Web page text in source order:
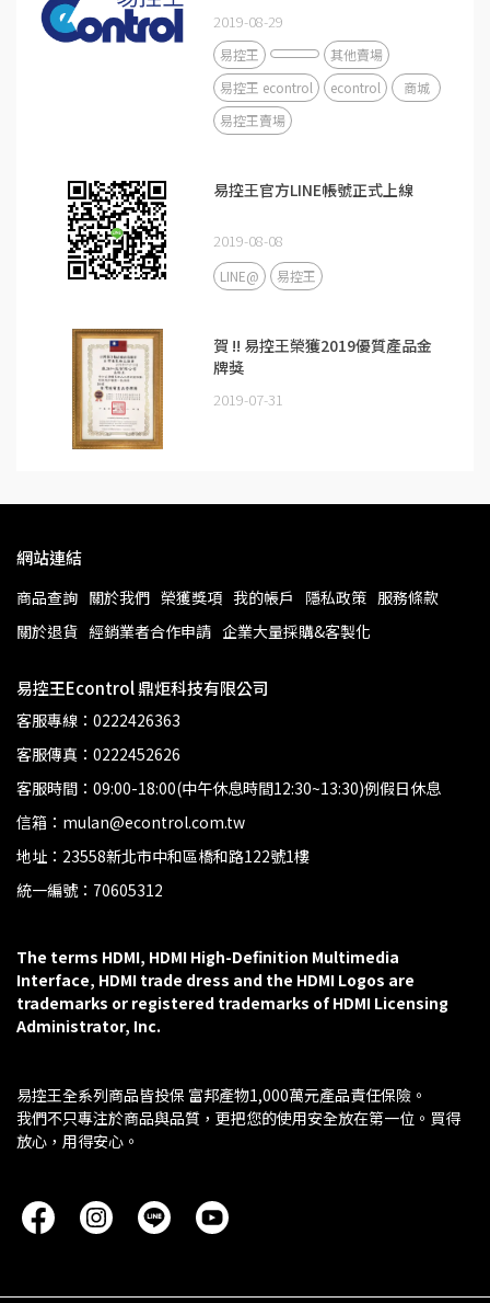
2019-08-29
易控王
其他賣場
易控王 econtrol
econtrol
商城
易控王賣場
易控王官方LINE帳號正式上線
2019-08-08
LINE@ 易控王
賀 !! 易控王榮獲2019優質產品金
牌獎
2019-07-31
網站連結
商品查詢 關於我們 榮獲獎項 我的帳戶 隱私政策 服務條款
關於退貨 經銷業者合作申請 企業大量採購&客製化
易控王Econtrol 鼎炬科技有限公司
客服專線：0222426363
客服傳真：0222452626
客服時間：09:00-18:00(中午休息時間12:30~13:30)例假日休息
信箱：mulan@econtrol.com.tw
地址：23558新北市中和區橋和路122號1樓
統一編號：70605312
The terms HDMI, HDMI High-Definition Multimedia
Interface, HDMI trade dress and the HDMI Logos are
trademarks or registered trademarks of HDMI Licensing
Administrator, Inc.
易控王全系列商品皆投保 富邦產物1,000萬元產品責任保險。
我們不只專注於商品與品質，更把您的使用安全放在第一位。買得
放心，用得安心。